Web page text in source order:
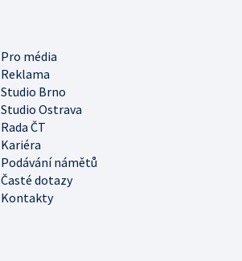
Pro média
Reklama
Studio Brno
Studio Ostrava
Rada ČT
Kariéra
Podávání námětů
Časté dotazy
Kontakty